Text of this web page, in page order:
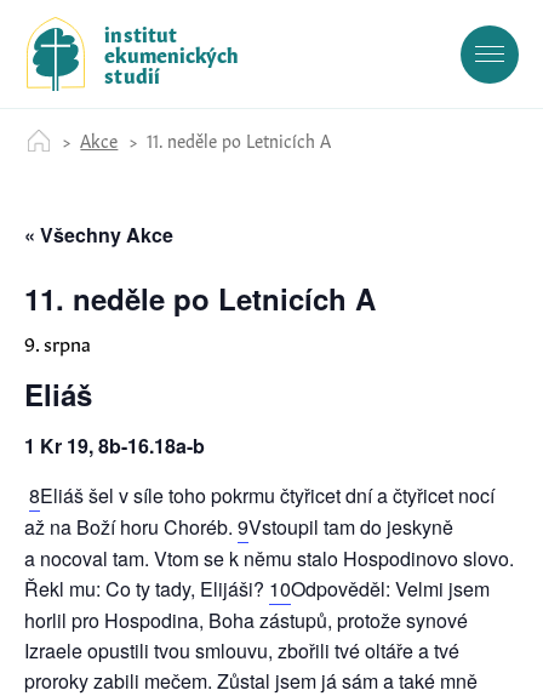
institut
ekumenických
studií
Akce 11. neděle po Letnicích A
« Všechny Akce
11. neděle po Letnicích A
9. srpna
Eliáš
1 Kr 19, 8b-16.18a-b
8Eliáš šel v síle toho pokrmu čtyřicet dní a čtyřicet nocí
až na Boží horu Choréb. 9Vstoupil tam do jeskyně
a nocoval tam. Vtom se k němu stalo Hospodinovo slovo.
Řekl mu: Co ty tady, Elijáši? 10Odpověděl: Velmi jsem
horlil pro Hospodina, Boha zástupů, protože synové
Izraele opustili tvou smlouvu, zbořili tvé oltáře a tvé
proroky zabili mečem. Zůstal jsem já sám a také mně